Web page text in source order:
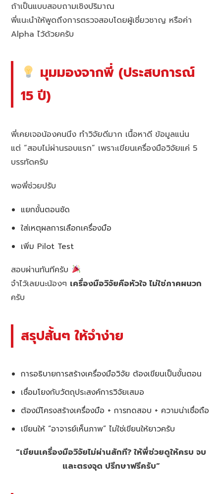
ถ้าเป็นแบบสอบถามเชิงปริมาณ
พี่แนะนำให้พูดถึงการตรวจสอบโดยผู้เชี่ยวชาญ หรือค่า
Alpha ไว้ด้วยครับ
มุมมองจากพี่ (ประสบการณ์
15 ปี)
พี่เคยเจอน้องคนนึง ทำวิจัยดีมาก เนื้อหาดี ข้อมูลแน่น
แต่ “สอบไม่ผ่านรอบแรก” เพราะเขียนเครื่องมือวิจัยแค่ 5
บรรทัดครับ
พอพี่ช่วยปรับ
แยกขั้นตอนชัด
ใส่เหตุผลการเลือกเครื่องมือ
เพิ่ม Pilot Test
สอบผ่านทันทีครับ
จำไว้เลยนะน้องๆ เครื่องมือวิจัยคือหัวใจ ไม่ใช่ภาคผนวก
ครับ
สรุปสั้นๆ ให้จำง่าย
การอธิบายการสร้างเครื่องมือวิจัย ต้องเขียนเป็นขั้นตอน
เชื่อมโยงกับวัตถุประสงค์การวิจัยเสมอ
ต้องมีโครงสร้างเครื่องมือ + การทดสอบ + ความน่าเชื่อถือ
เขียนให้ “อาจารย์เห็นภาพ” ไม่ใช่เขียนให้ยาวครับ
“เขียนเครื่องมือวิจัยไม่ผ่านสักที? ให้พี่ช่วยดูให้ครบ จบ
และตรงจุด ปรึกษาฟรีครับ”